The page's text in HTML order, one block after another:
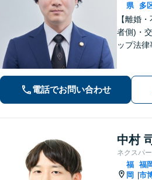
県
多
【離婚
者側)・
ップ法律
専門性
サポート
電話でお問い合わせ
中村
ネクスパ
福
岡 |
福
市